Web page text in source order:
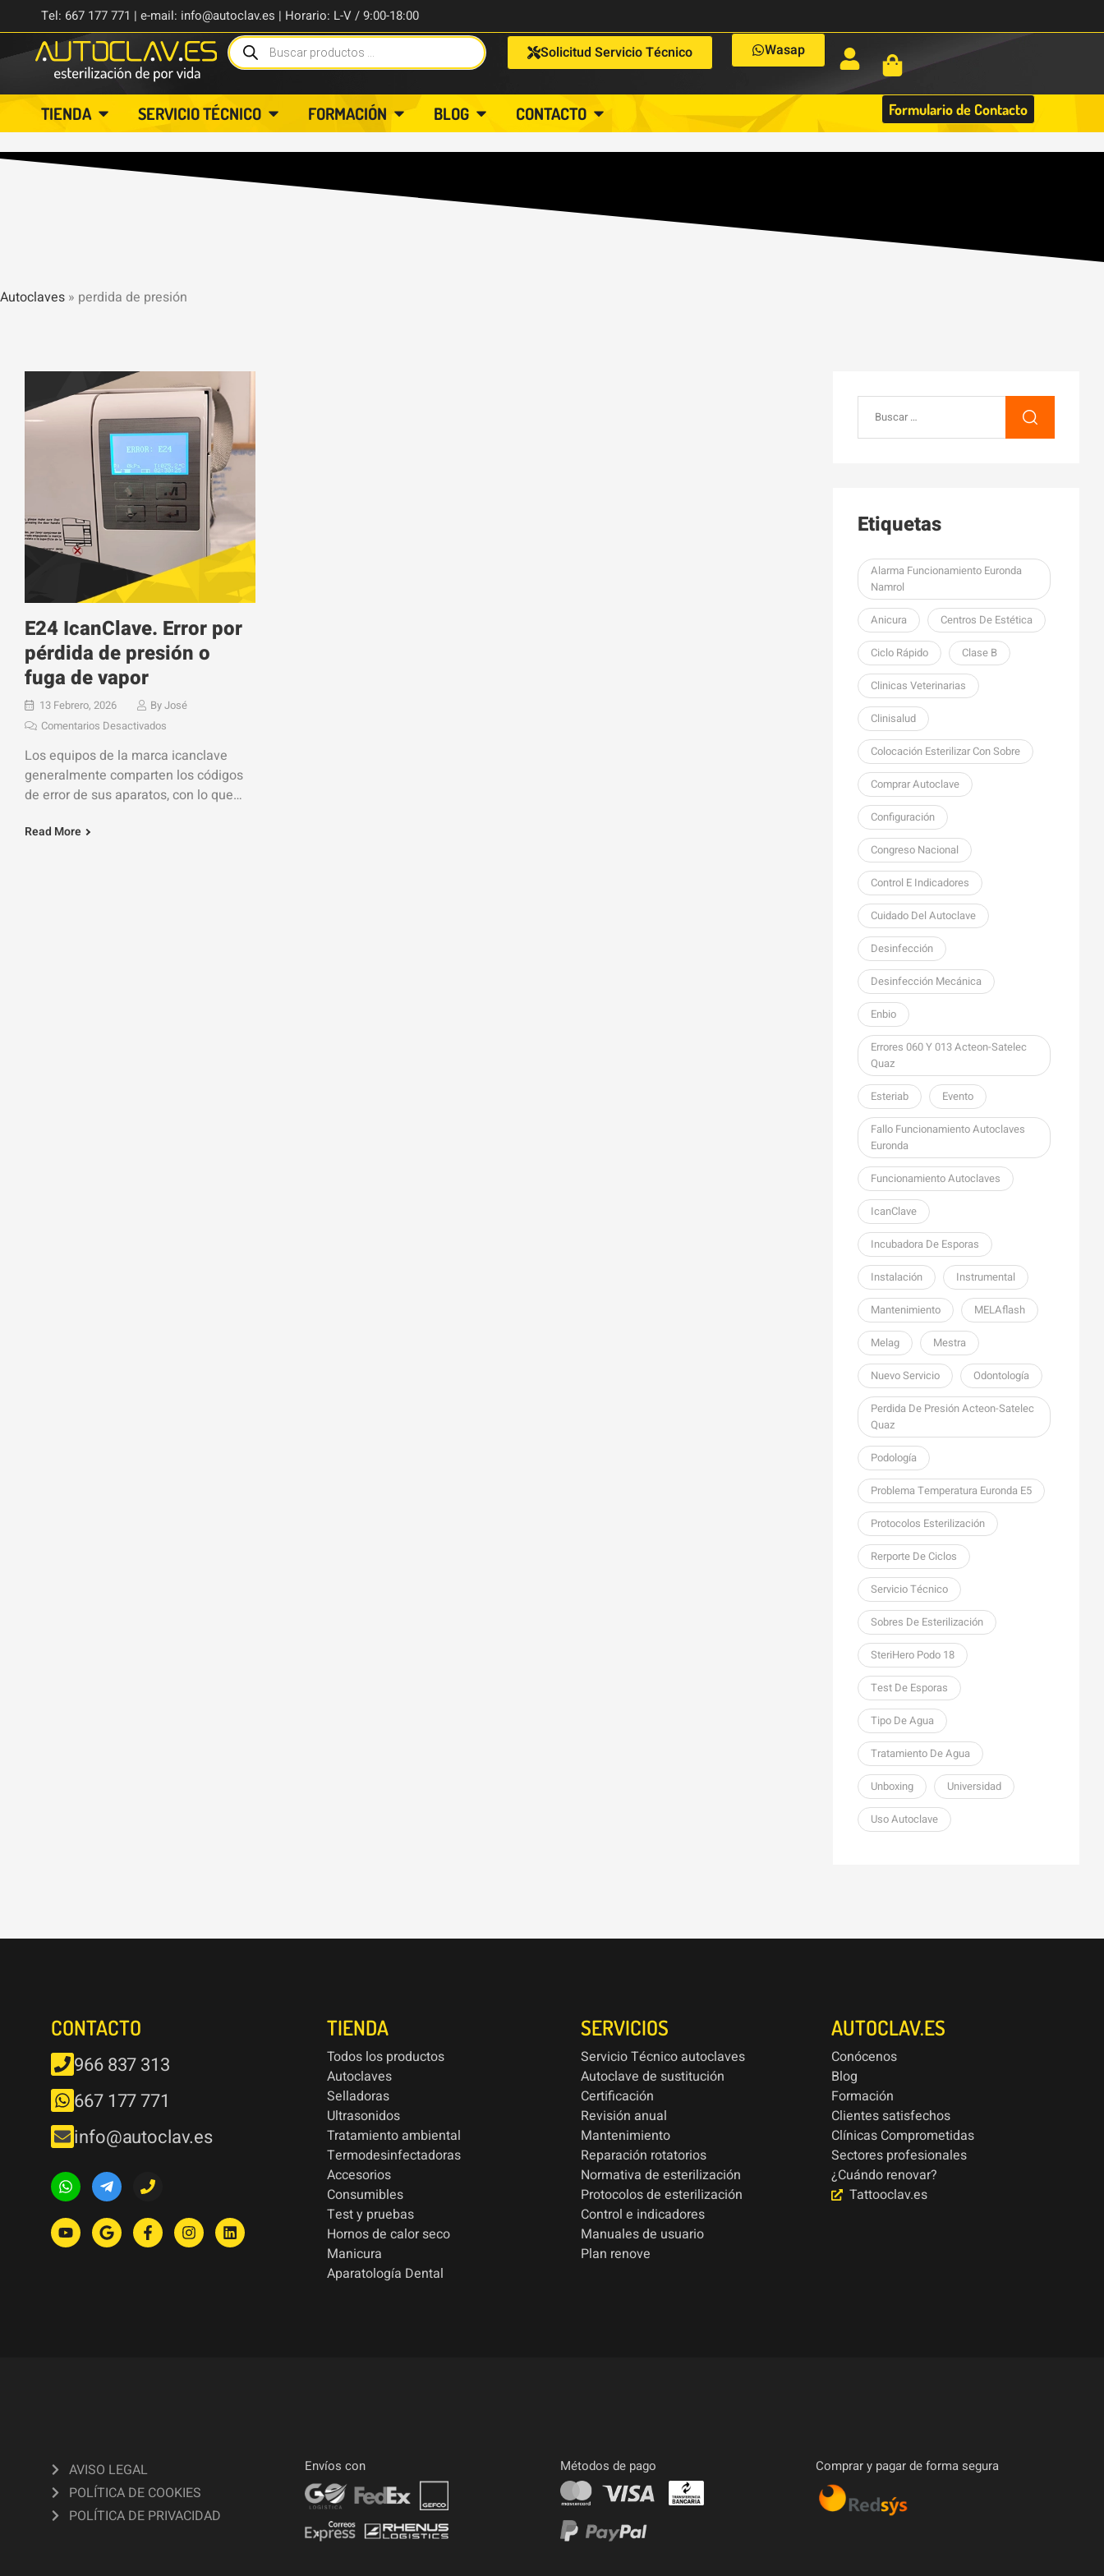
Tel: 667 177 771 | e-mail: info@autoclav.es | Horario: L-V / 9:00-18:00
Solicitud Servicio Técnico Wasap
TIENDA SERVICIO TÉCNICO FORMACIÓN BLOG CONTACTO Formulario de Contacto
Autoclaves » perdida de presión
E24 IcanClave. Error por
pérdida de presión o
fuga de vapor
13 Febrero, 2026 ByJosé
Comentarios Desactivados
Los equipos de la marca icanclave
generalmente comparten los códigos
de error de sus aparatos, con lo que
de ayuda, independientemente
Read More
Etiquetas
Alarma Funcionamiento Euronda
Namrol
Anicura Centros De Estética
Ciclo Rápido Clase B
Clinicas Veterinarias
Clinisalud
Colocación Esterilizar Con Sobre
Comprar Autoclave
Configuración
Congreso Nacional
Control E Indicadores
Cuidado Del Autoclave
Desinfección
Desinfección Mecánica
Enbio
Errores 060 Y 013 Acteon-Satelec
Quaz
Esteriab Evento
Fallo Funcionamiento Autoclaves
Euronda
Funcionamiento Autoclaves
IcanClave
Incubadora De Esporas
Instalación Instrumental
Mantenimiento MELAflash
Melag Mestra
Nuevo Servicio Odontología
Perdida De Presión Acteon-Satelec
Quaz
Podología
Problema Temperatura Euronda E5
Protocolos Esterilización
Rerporte De Ciclos
Servicio Técnico
Sobres De Esterilización
SteriHero Podo 18
Test De Esporas
Tipo De Agua
Tratamiento De Agua
Unboxing Universidad
Uso Autoclave
CONTACTO
966 837 313
667 177 771
info@autoclav.es
TIENDA
Todos los productos
Autoclaves
Selladoras
Ultrasonidos
Tratamiento ambiental
Termodesinfectadoras
Accesorios
Consumibles
Test y pruebas
Hornos de calor seco
Manicura
Aparatología Dental
SERVICIOS
Servicio Técnico autoclaves
Autoclave de sustitución
Certificación
Revisión anual
Mantenimiento
Reparación rotatorios
Normativa de esterilización
Protocolos de esterilización
Control e indicadores
Manuales de usuario
Plan renove
AUTOCLAV.ES
Conócenos
Blog
Formación
Clientes satisfechos
Clínicas Comprometidas
Sectores profesionales
¿Cuándo renovar?
Tattooclav.es
AVISO LEGAL
POLÍTICA DE COOKIES
POLÍTICA DE PRIVACIDAD
Envíos con Métodos de pago Comprar y pagar de forma segura